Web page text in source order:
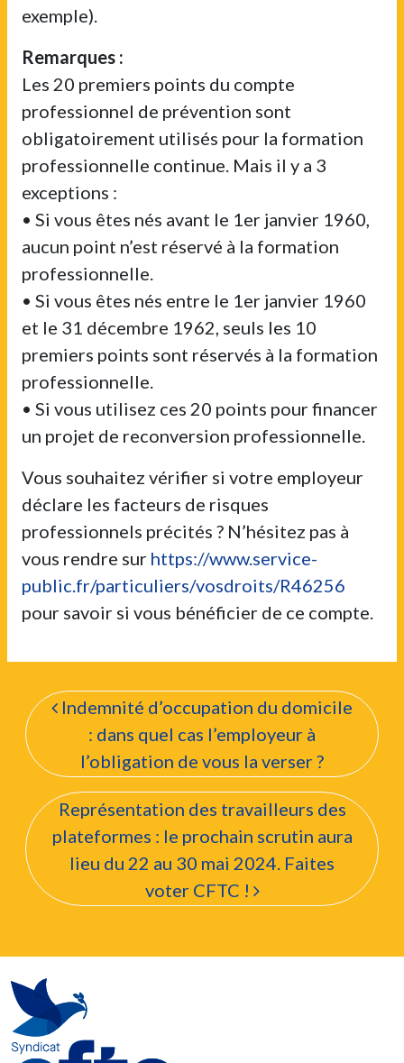
exemple).
Remarques :
Les 20 premiers points du compte
professionnel de prévention sont
obligatoirement utilisés pour la formation
professionnelle continue. Mais il y a 3
exceptions :
• Si vous êtes nés avant le 1er janvier 1960,
aucun point n’est réservé à la formation
professionnelle.
• Si vous êtes nés entre le 1er janvier 1960
et le 31 décembre 1962, seuls les 10
premiers points sont réservés à la formation
professionnelle.
• Si vous utilisez ces 20 points pour financer
un projet de reconversion professionnelle.
Vous souhaitez vérifier si votre employeur
déclare les facteurs de risques
professionnels précités ? N’hésitez pas à
vous rendre sur https://www.service-
public.fr/particuliers/vosdroits/R46256
pour savoir si vous bénéficier de ce compte.
Navigation de
Indemnité d’occupation du domicile
: dans quel cas l’employeur à
l’obligation de vous la verser ?
Représentation des travailleurs des
plateformes : le prochain scrutin aura
lieu du 22 au 30 mai 2024. Faites
voter CFTC !